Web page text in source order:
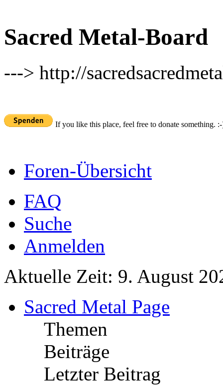
Sacred Metal-Board
---> http://
If you like this place, feel free to donate something.
Foren-Übersicht
FAQ
Suche
Anmelden
Aktuelle Zeit: 9. August
Sacred Metal Page
Themen
Beiträge
Letzter Beitrag